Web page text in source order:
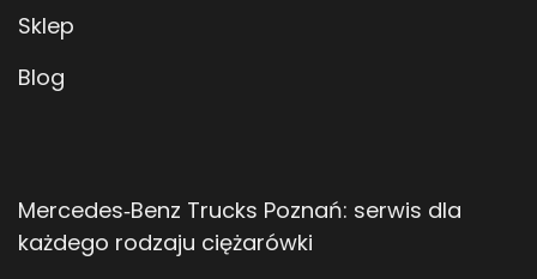
Sklep
Blog
Mercedes‑Benz Trucks Poznań: serwis dla
każdego rodzaju ciężarówki